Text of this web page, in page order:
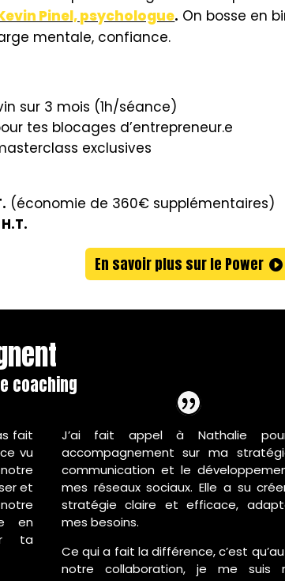
Pinel, psychologue. On bosse en
mentale, confiance.
sur 3 mois (1h/séance)
tes blocages d’entrepreneur.e
exclusives
(économie de 360€ supplémentaires)
En savoir plus sur le Power
coaching
fait
vu
et
en
ta
J’ai fait appel à Nathalie
accompagnement sur ma
communication et le
mes réseaux sociaux. Elle a su
stratégie claire et efficace,
mes besoins.
Ce qui a fait la différence, c’est
notre collaboration, je me suis